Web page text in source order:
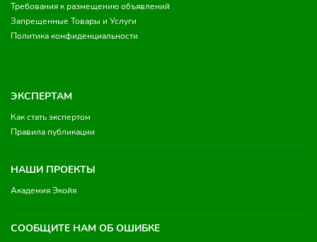
Требования к размещению объявлений
Запрещенные Товары и Услуги
Политика конфиденциальности
ЭКСПЕРТАМ
Как стать экспертом
Правила публикации
НАШИ ПРОЕКТЫ
Академия Экойя
СООБЩИТЕ НАМ ОБ ОШИБКЕ